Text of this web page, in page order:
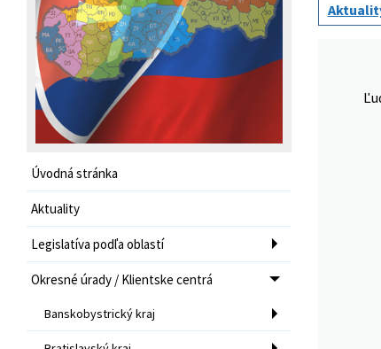
Úvodná stránka
Aktuality
Legislatíva podľa oblastí
Okresné úrady / Klientske centrá
Banskobystrický kraj